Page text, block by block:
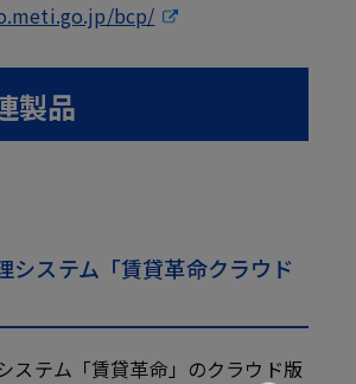
bcp/
製品
システム「賃貸革命クラウド
ステム「賃貸革命」のクラウド版